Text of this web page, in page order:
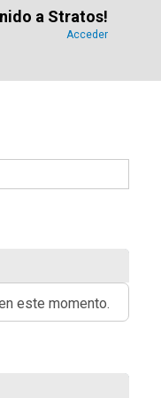
a Stratos!
Acceder
este momento.